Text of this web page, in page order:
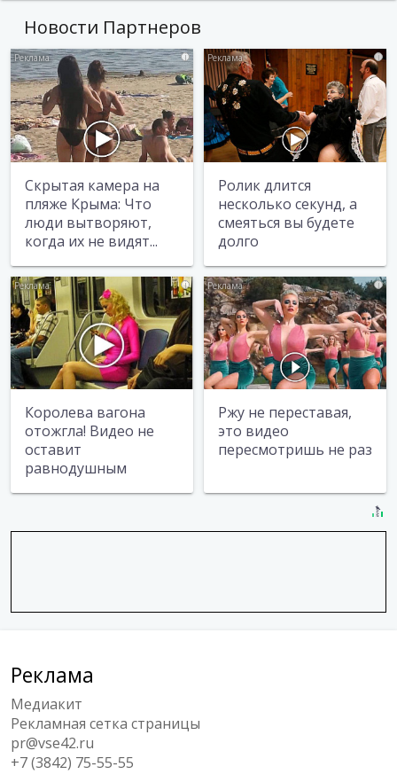
Новости Партнеров
i
Скрытая камера на
пляже Крыма: Что
люди вытворяют,
когда их не видят...
i
Ролик длится
несколько секунд, а
смеяться вы будете
долго
i
Королева вагона
отожгла! Видео не
оставит
равнодушным
i
Ржу не переставая,
это видео
пересмотришь не раз
Реклама
Медиакит
Рекламная сетка страницы
pr@vse42.ru
+7 (3842) 75-55-55